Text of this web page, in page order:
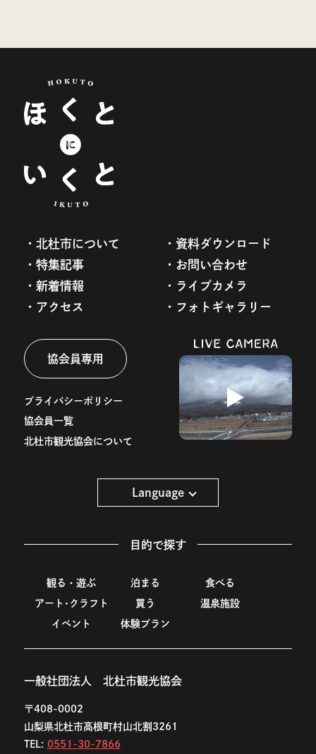
北杜市について
資料ダウンロード
特集記事
お問い合わせ
新着情報
ライブカメラ
アクセス
フォトギャラリー
協会員専用
プライバシーポリシー
協会員一覧
北杜市観光協会について
Language
目的で探す
観る・遊ぶ 泊まる 食べる
アート･クラフト 買う 温泉施設
イベント 体験プラン
一般社団法人 北杜市観光協会
〒408-0002
山梨県北杜市高根町村山北割3261
TEL: 0551-30-7866